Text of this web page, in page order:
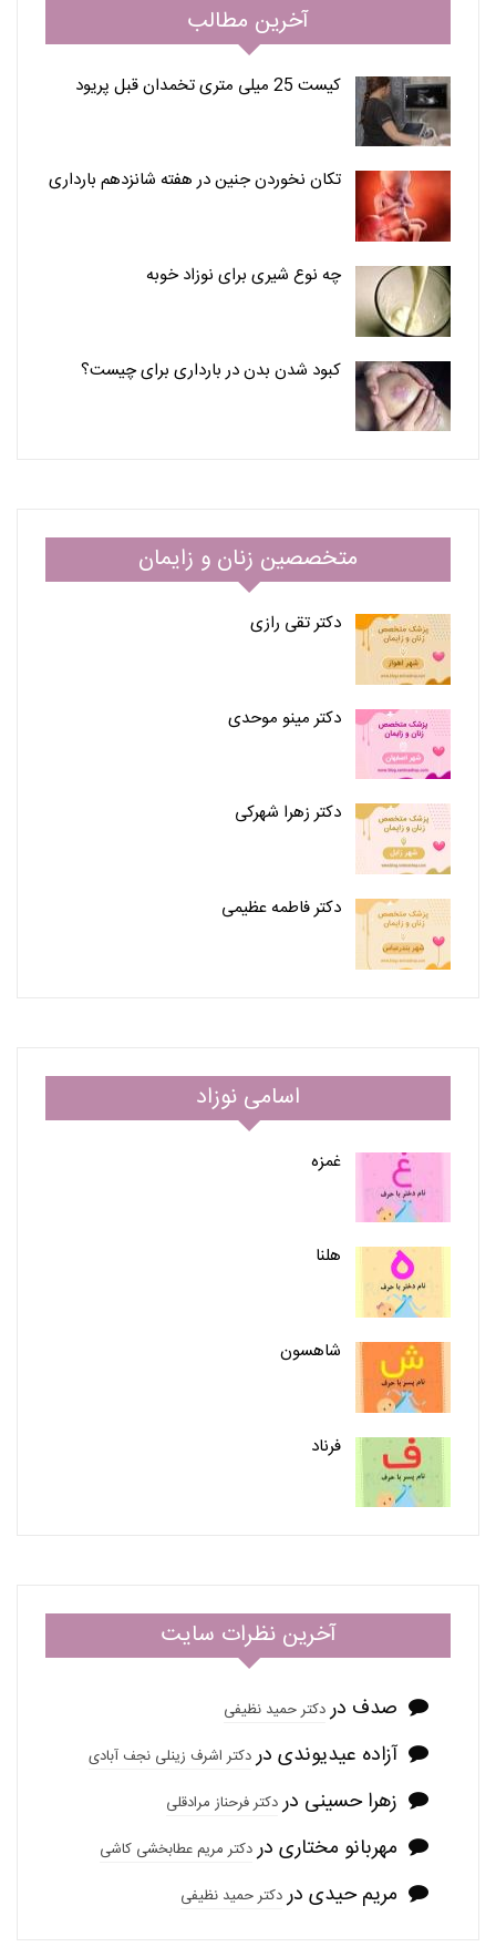
آخرین مطالب
کیست 25 میلی متری تخمدان قبل پریود
تکان نخوردن جنین در هفته شانزدهم بارداری
چه نوع شیری برای نوزاد خوبه
کبود شدن بدن در بارداری برای چیست؟
متخصصین زنان و زایمان
دکتر تقی رازی
دکتر مینو موحدی
دکتر زهرا شهرکی
دکتر فاطمه عظیمی
اسامی نوزاد
غمزه
هلنا
شاهسون
فرناد
آخرین نظرات سایت
صدف دردکتر حمید نظیفی
آزاده عیدیوندی دردکتر اشرف زینلی نجف آبادی
زهرا حسینی دردکتر فرحناز مرادقلی
مهربانو مختاری دردکتر مریم عطابخشی کاشی
مریم حیدی دردکتر حمید نظیفی